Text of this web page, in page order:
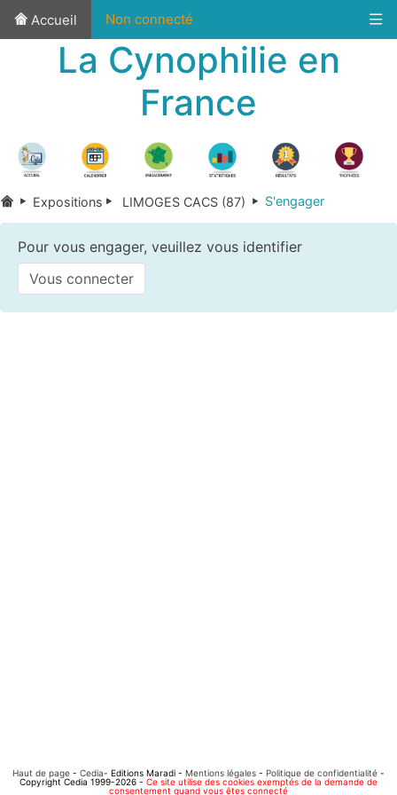
Accueil Non connecté
La Cynophilie en
France
Expositions LIMOGES CACS (87) S'engager
Pour vous engager, veuillez vous identifier
Vous connecter
Haut de page - Cedia- Editions Maradi - Mentions légales - Politique de confidentialité -
Copyright Cedia 1999-2026 - Ce site utilise des cookies exemptés de la demande de
consentement quand vous êtes connecté